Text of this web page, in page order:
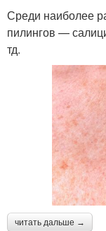
Среди наиболее
пилингов —
тд.
читать дальше →